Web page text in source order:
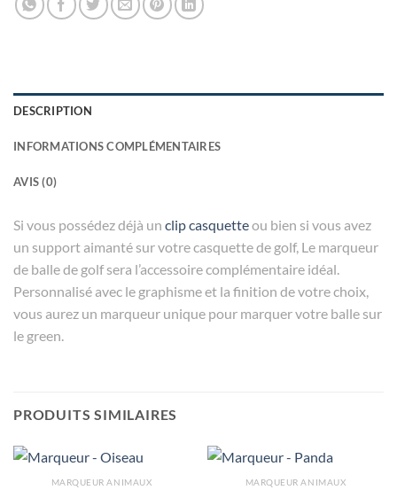
DESCRIPTION
INFORMATIONS COMPLÉMENTAIRES
AVIS (0)
Si vous possédez déjà un clip casquetteou bien si vous avez
un support aimanté sur votre casquette de golf, Le marqueur
de balle de golf sera l’accessoire complémentaire idéal.
Personnalisé avec le graphisme et la finition de votre choix,
vous aurez un marqueur unique pour marquer votre balle sur
le green.
PRODUITS SIMILAIRES
MARQUEUR ANIMAUX MARQUEUR ANIMAUX